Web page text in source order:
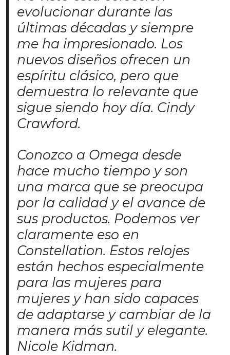
evolucionar durante las
últimas décadas y siempre
me ha impresionado. Los
nuevos diseños ofrecen un
espíritu clásico, pero que
demuestra lo relevante que
sigue siendo hoy día. Cindy
Crawford.
Conozco a Omega desde
hace mucho tiempo y son
una marca que se preocupa
por la calidad y el avance de
sus productos. Podemos ver
claramente eso en
Constellation. Estos relojes
están hechos especialmente
para las mujeres para
mujeres y han sido capaces
de adaptarse y cambiar de la
manera más sutil y elegante.
Nicole Kidman.